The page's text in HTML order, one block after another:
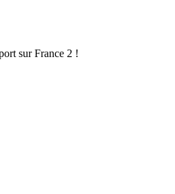
sur France 2 !